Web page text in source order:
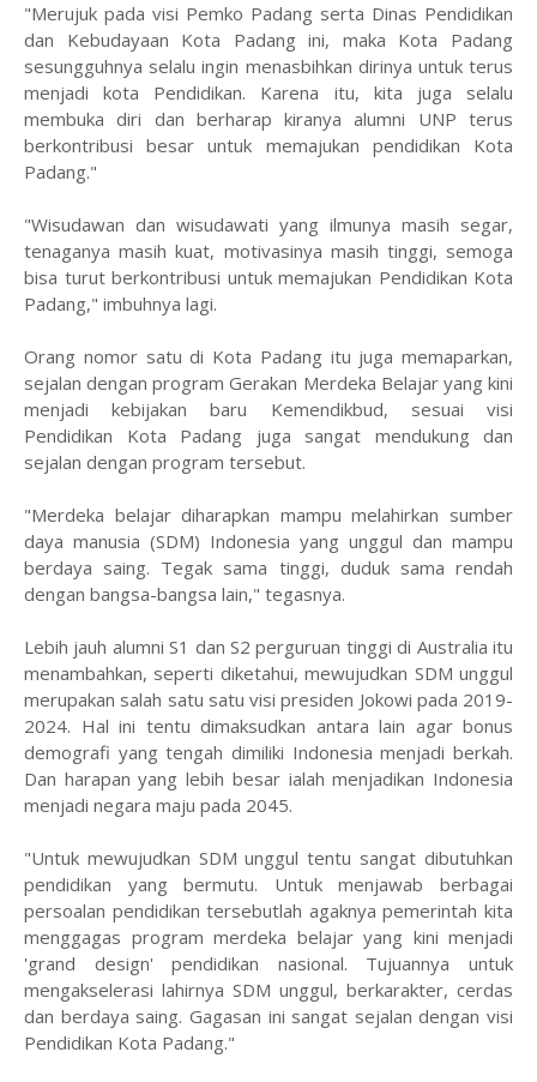
"Merujuk pada visi Pemko Padang serta Dinas Pendidikan
dan Kebudayaan Kota Padang ini, maka Kota Padang
sesungguhnya selalu ingin menasbihkan dirinya untuk terus
menjadi kota Pendidikan. Karena itu, kita juga selalu
membuka diri dan berharap kiranya alumni UNP terus
berkontribusi besar untuk memajukan pendidikan Kota
Padang."
"Wisudawan dan wisudawati yang ilmunya masih segar,
tenaganya masih kuat, motivasinya masih tinggi, semoga
bisa turut berkontribusi untuk memajukan Pendidikan Kota
Padang," imbuhnya lagi.
Orang nomor satu di Kota Padang itu juga memaparkan,
sejalan dengan program Gerakan Merdeka Belajar yang kini
menjadi kebijakan baru Kemendikbud, sesuai visi
Pendidikan Kota Padang juga sangat mendukung dan
sejalan dengan program tersebut.
"Merdeka belajar diharapkan mampu melahirkan sumber
daya manusia (SDM) Indonesia yang unggul dan mampu
berdaya saing. Tegak sama tinggi, duduk sama rendah
dengan bangsa-bangsa lain," tegasnya.
Lebih jauh alumni S1 dan S2 perguruan tinggi di Australia itu
menambahkan, seperti diketahui, mewujudkan SDM unggul
merupakan salah satu satu visi presiden Jokowi pada 2019-
2024. Hal ini tentu dimaksudkan antara lain agar bonus
demografi yang tengah dimiliki Indonesia menjadi berkah.
Dan harapan yang lebih besar ialah menjadikan Indonesia
menjadi negara maju pada 2045.
"Untuk mewujudkan SDM unggul tentu sangat dibutuhkan
pendidikan yang bermutu. Untuk menjawab berbagai
persoalan pendidikan tersebutlah agaknya pemerintah kita
menggagas program merdeka belajar yang kini menjadi
'grand design' pendidikan nasional. Tujuannya untuk
mengakselerasi lahirnya SDM unggul, berkarakter, cerdas
dan berdaya saing. Gagasan ini sangat sejalan dengan visi
Pendidikan Kota Padang."